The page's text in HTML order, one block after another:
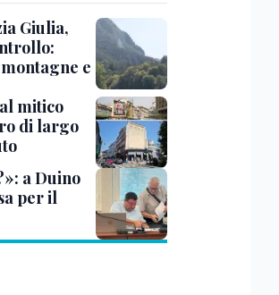
Giulia,
e
mitico
di largo
a Duino
per il